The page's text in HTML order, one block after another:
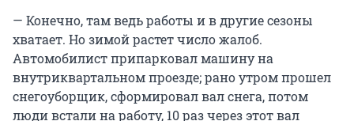
— Конечно, там ведь работы и в другие сезоны
хватает. Но зимой растет число жалоб.
Автомобилист припарковал машину на
внутриквартальном проезде; рано утром прошел
снегоуборщик, сформировал вал снега, потом
люди встали на работу, 10 раз через этот вал